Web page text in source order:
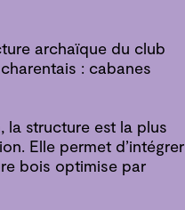
archaïque du club
: cabanes
la structure est la plus
Elle permet d’intégrer
bois optimise par